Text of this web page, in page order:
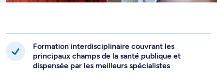
Formation interdisciplinaire couvrant les
principaux champs de la santé publique et
dispensée par les meilleurs spécialistes